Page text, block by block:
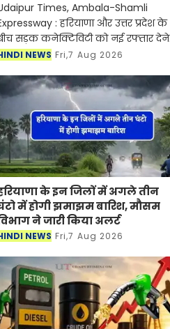
Times, Ambala-Shamli
: हरियाणा और उत्तर प्रदेश के
सड़क कनेक्टिविटी को नई रफ्तार देने
122 किलोमीटर लंबा अंबाला-शामली
Expressway) तेजी से आकार ले
NEWS Fri,7 Aug 2026
के इन जिलों में अगले तीन
में होगी झमाझम बारिश, मौसम
ने जारी किया अलर्ट
NEWS Fri,7 Aug 2026